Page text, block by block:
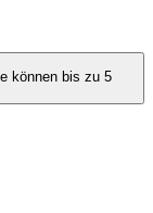
können bis zu 5